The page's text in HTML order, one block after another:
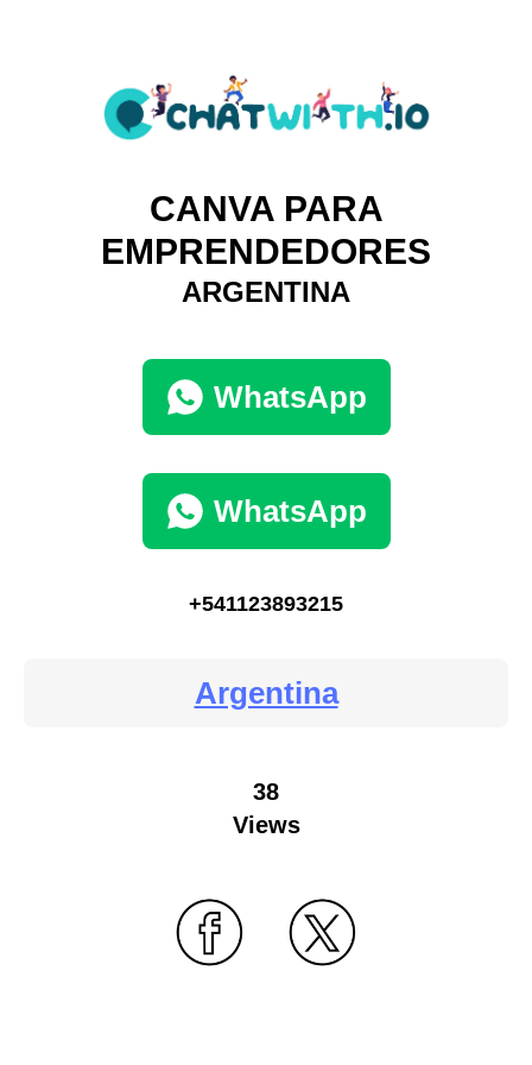
CANVA PARA
EMPRENDEDORES
ARGENTINA
WhatsApp
WhatsApp
+541123893215
Argentina
38
Views